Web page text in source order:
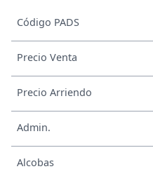
Código PADS
Precio Venta
Precio Arriendo
Admin.
Alcobas